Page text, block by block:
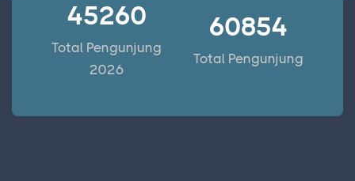
45260
Total Pengunjung
2026
60854
Total Pengunjung